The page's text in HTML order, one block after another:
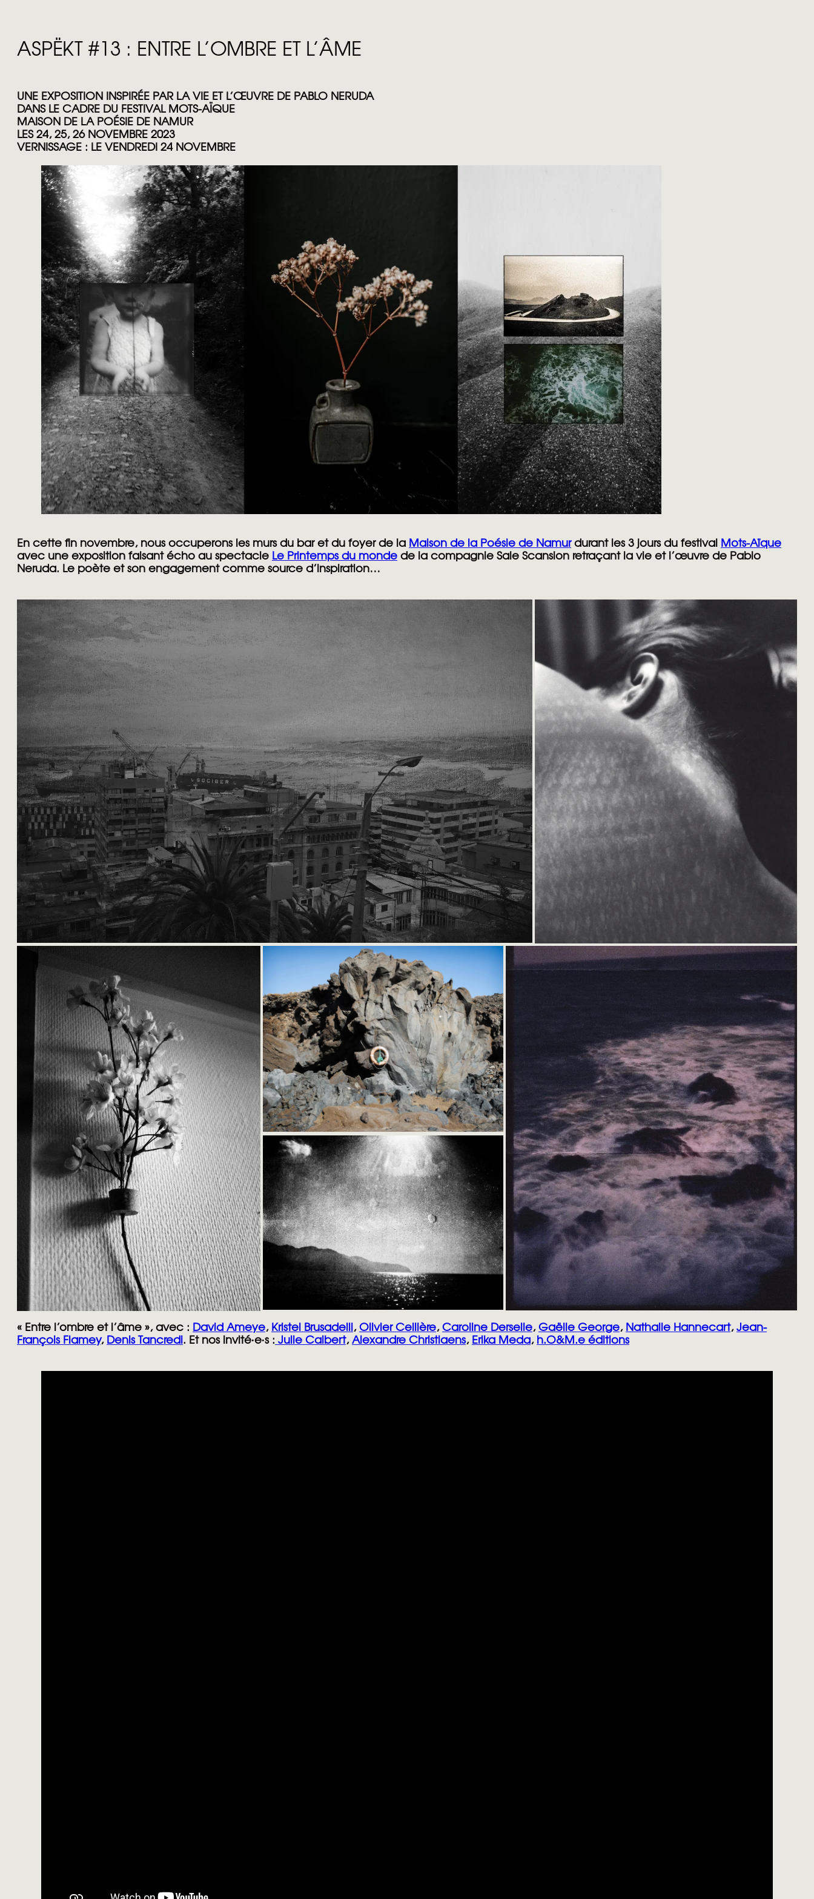
ASPËKT #13 : ENTRE L’OMBRE ET L’ÂME
UNE EXPOSITION INSPIRÉE PAR LA VIE ET L’ŒUVRE DE PABLO NERUDA
DANS LE CADRE DU FESTIVAL MOTS-AÏQUE
MAISON DE LA POÉSIE DE NAMUR
LES 24, 25, 26 NOVEMBRE 2023
VERNISSAGE : LE VENDREDI 24 NOVEMBRE
En cette fin novembre, nous occuperons les murs du bar et du foyer de la Maison de la Poésie de Namurdurant les 3 jours du festival
Mots-Aïque
avec une exposition faisant écho au spectacle Le Printemps du monde de la compagnie Sale Scansion retraçant la vie et l’œuvre de Pablo
Neruda. Le poète et son engagement comme source d’inspiration…
« Entre l’ombre et l’âme », avec : David Ameye, Kristel Brusadell , Olivier Cellière, Caroline Derselle, Gaëlle George, Nathalie Hannecart, Jean-
François Flamey, Denis Tancredi . Et nos invité∙e∙s : Julie Calbert, Alexandre Christiaens, Erika Meda, h.O&M.e éditions